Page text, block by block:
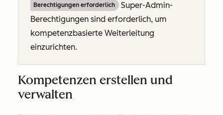
Berechtigungen erforderlich
Super-Admin-
Berechtigungen sind erforderlich, um
kompetenzbasierte Weiterleitung
einzurichten.
Kompetenzen erstellen und
verwalten